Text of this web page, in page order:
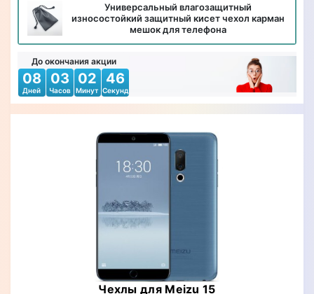
Универсальный влагозащитный
износостойкий защитный кисет чехол карман
мешок для телефона
До окончания акции
08
Дней
03
Часов
02
Минут
44
Секунд
Чехлы для Meizu 15